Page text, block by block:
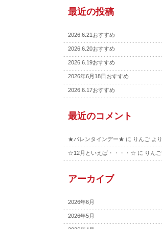
最近の投稿
2026.6.21おすすめ
2026.6.20おすすめ
2026.6.19おすすめ
2026年6月18日おすすめ
2026.6.17おすすめ
最近のコメント
★バレンタインデー★ に りんご より
☆12月といえば・・・・☆ に りんご
アーカイブ
2026年6月
2026年5月